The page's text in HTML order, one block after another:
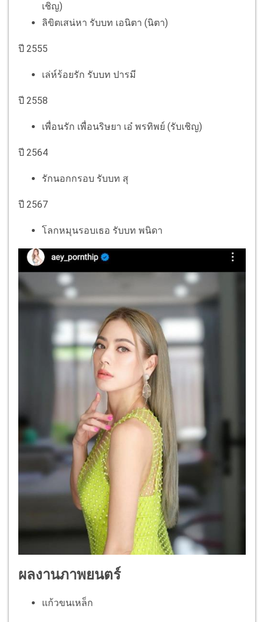
เชิญ)
ลิขิตเสน่หา รับบท เอนิตา (นิตา)
ปี 2555
เล่ห์ร้อยรัก รับบท ปารมี
ปี 2558
เพื่อนรัก เพื่อนริษยา เอ๋ พรทิพย์ (รับเชิญ)
ปี 2564
รักนอกกรอบ รับบท สุ
ปี 2567
โลกหมุนรอบเธอ รับบท พนิดา
ผลงานภาพยนตร์
แก้วขนเหล็ก